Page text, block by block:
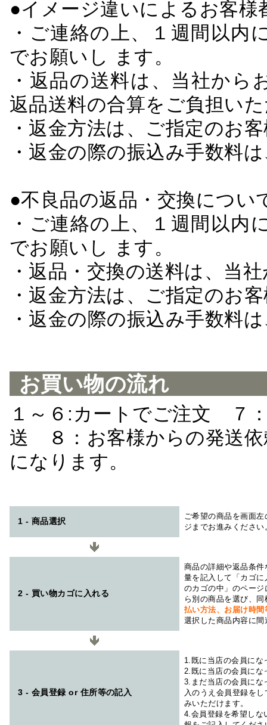
●イメージ違いによるお客
・ご連絡の上、１週間以
でお願いし ます。
・返品の送料は、当社か
返品送料の合算をご負担い
・返金方法は、ご指定のお
・返金の際の振込み手数料
●不良品の返品・交換につい
・ご連絡の上、１週間以
でお願いし ます。
・返品・交換の送料は、当
・返金方法は、ご指定のお
・返金の際の振込み手数料
お買い物の流れ
１～６:カートでご注文 ７
送 ８：お客様からの発送
になります。
1 - 商品選択
ご希望の商品を画面
ジまでお進みください
2 - 買い物カゴに入れる
商品の詳細や返品条
量を記入して「カゴ
のカゴの中」のペー
ら別の商品を選び、
払い方法、お届け時
選択した商品内容に
3 - 会員登録 or 住所等の記入
1.既に当店の会員にな
2.既に当店の会員にな
3.まだ当店の会員にな
入のうえ会員登録を
みいただけます。
4.会員登録を希望しな